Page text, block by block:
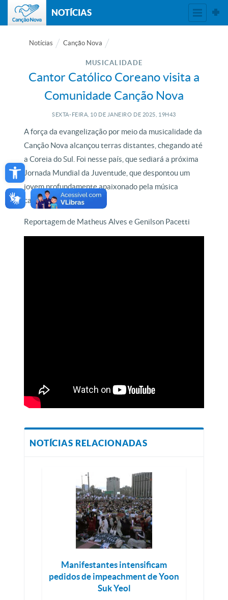
Open toolbar
NOTÍCIAS
Notícias Canção Nova
MUSICALIDADE
Cantor Católico Coreano visita a
Comunidade Canção Nova
SEXTA-FEIRA, 10 DE JANEIRO DE 2025, 19H43
A força da evangelização por meio da musicalidade da
Canção Nova alcançou terras distantes, chegando até
a Coreia do Sul. Foi nesse país, que sediará a próxima
Jornada Mundial da Juventude, que despontou um
jovem profundamente apaixonado pela música
católica brasileira.
Reportagem de Matheus Alves e Genilson Pacetti
NOTÍCIAS RELACIONADAS
Manifestantes intensificam
pedidos de impeachment de Yoon
Suk Yeol